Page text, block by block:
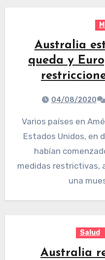
Australia
queda y
04/08/2020
Varios países en América Latina y Estados de
Estados Unidos, en
habían
medidas restrictivas,
una
Salud
Australia